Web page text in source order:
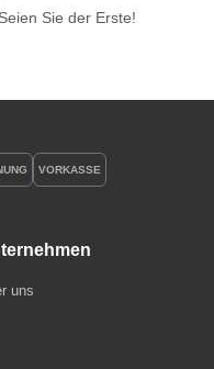
Sie der Erste!
VORKASSE
uns